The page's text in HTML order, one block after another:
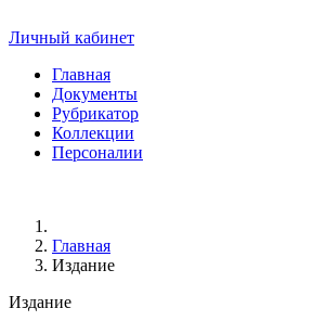
Личный кабинет
Главная
Документы
Рубрикатор
Коллекции
Персоналии
Главная
Издание
Издание